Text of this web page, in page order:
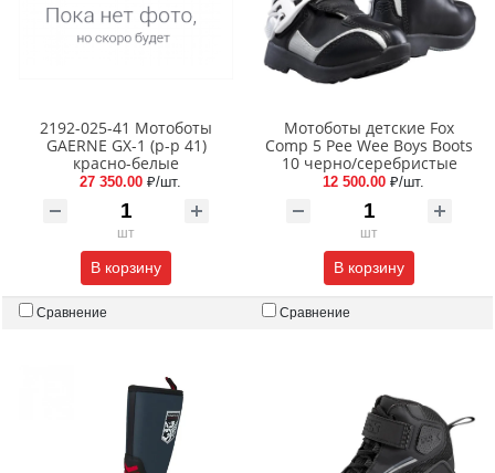
2192-025-41 Мотоботы
GAERNE GX-1 (р-р 41)
красно-белые
27 350.00 ₽/шт.
шт
В корзину
Сравнение
Мотоботы детские Fox
Comp 5 Pee Wee Boys Boots
10 черно/серебристые
12 500.00 ₽/шт.
шт
В корзину
Сравнение